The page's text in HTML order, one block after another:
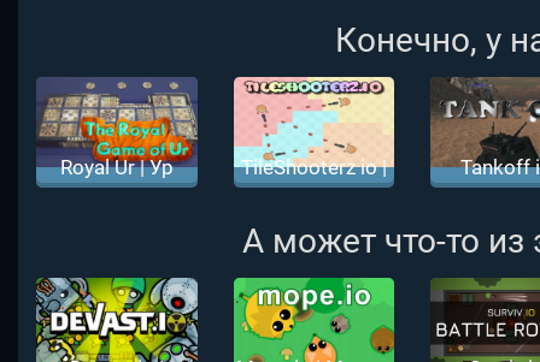
Конечно, у
Royal Ur | Ур
TileShooterz io |
Tankoff
А может что-то из